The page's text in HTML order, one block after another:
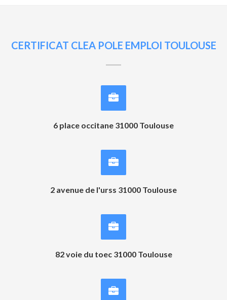
CERTIFICAT CLEA POLE EMPLOI TOULOUSE
6 place occitane 31000 Toulouse
2 avenue de l'urss 31000 Toulouse
82 voie du toec 31000 Toulouse